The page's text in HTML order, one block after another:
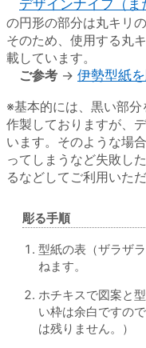
デザインナイフ（ま
の円形の部分は丸キリ
そのため、使用する丸
載しています。
ご参考 → 伊勢型紙
※基本的には、黒い部
作製しておりますが、
います。そのような場
ってしまうなど失敗し
るなどしてご利用いた
彫る手順
型紙の表（ザラザ
ねます。
ホチキスで図案と
い枠は余白ですの
は残りません。）